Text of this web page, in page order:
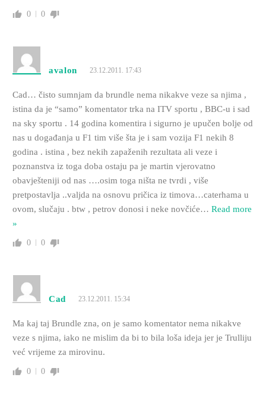
0 0
avalon 23.12.2011. 17:43
Cad… čisto sumnjam da brundle nema nikakve veze sa njima ,
istina da je “samo” komentator trka na ITV sportu , BBC-u i sad
na sky sportu . 14 godina komentira i sigurno je upučen bolje od
nas u događanja u F1 tim više šta je i sam vozija F1 nekih 8
godina . istina , bez nekih zapaženih rezultata ali veze i
poznanstva iz toga doba ostaju pa je martin vjerovatno
obavješteniji od nas ….osim toga ništa ne tvrdi , više
pretpostavlja ..valjda na osnovu pričica iz timova…caterhama u
ovom, slučaju . btw , petrov donosi i neke novčiće… Read more
»
0 0
Cad 23.12.2011. 15:34
Ma kaj taj Brundle zna, on je samo komentator nema nikakve
veze s njima, iako ne mislim da bi to bila loša ideja jer je Trulliju
već vrijeme za mirovinu.
0 0